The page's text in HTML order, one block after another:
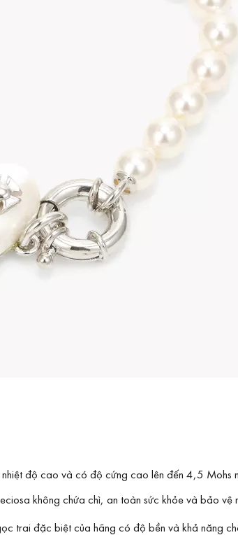
độ cao và có độ cứng cao lên đến 4,5
không chứa chì, an toàn sức khỏe và bảo vệ
trai đặc biệt của hãng có độ bền và khả năng